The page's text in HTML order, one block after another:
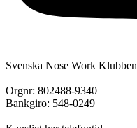
Svenska Nose Work Klubben
Orgnr: 802488-9340
Bankgiro: 548-0249